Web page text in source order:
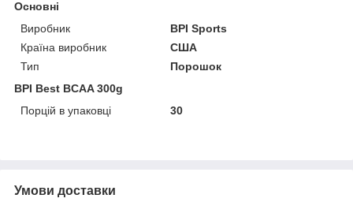
Основні
Виробник
BPI Sports
Країна виробник
США
Тип
Порошок
BPI Best BCAA 300g
Порцій в упаковці
30
Умови доставки